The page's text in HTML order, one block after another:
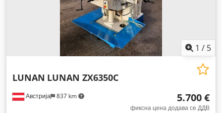
1 / 5
Австрија 837 km
LUNAN LUNAN ZX6350C
5.700 €
фиксна цена додава се ДДВ